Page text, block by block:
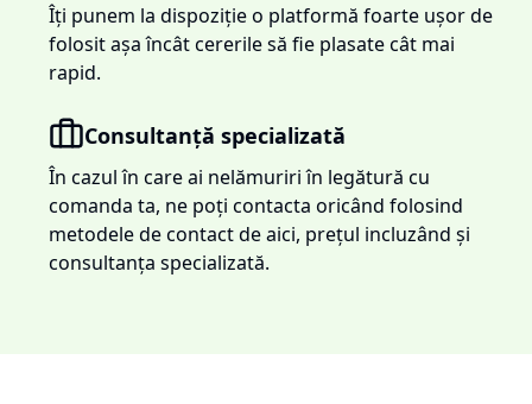
Îți punem la dispoziție o platformă foarte ușor de
folosit așa încât cererile să fie plasate cât mai
rapid.
Consultanță specializată
În cazul în care ai nelămuriri în legătură cu
comanda ta, ne poți contacta oricând folosind
metodele de contact de aici, prețul incluzând și
consultanța specializată.